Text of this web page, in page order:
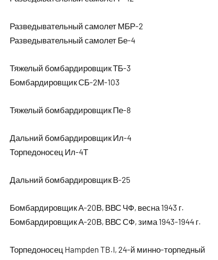
Разведывательный самолет МБР-2
Разведывательный самолет Бе-4
Тяжелый бомбардировщик ТБ-3
Бомбардировщик СБ-2М-103
Тяжелый бомбардировщик Пе-8
Дальний бомбардировщик Ил-4
Торпедоносец Ил-4Т
Дальний бомбардировщик В-25
Бомбардировщик А-20В, ВВС ЧФ, весна 1943 г.
Бомбардировщик А-20В, ВВС СФ, зима 1943-1944 г.
Торпедоносец Hampden TB.I, 24-й минно-торпедный